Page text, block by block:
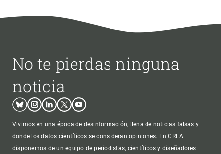
No te pierdas ninguna
noticia
BlueskyInstagram
LinkedinTwitterYoutube
Vivimos en una época de desinformación, llena de noticias falsas y
donde los datos científicos se consideran opiniones. En CREAF
disponemos de un equipo de periodistas, científicos y diseñadores